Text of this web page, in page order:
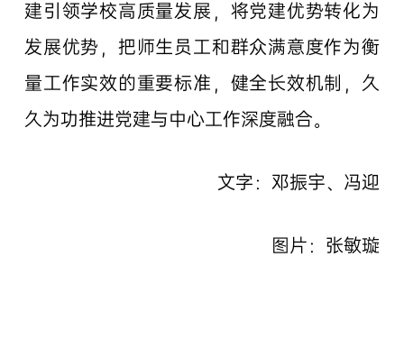
建引领学校高质量发展，将党建优势转化为
发展优势，把师生员工和群众满意度作为衡
量工作实效的重要标准，健全长效机制，久
久为功推进党建与中心工作深度融合。
文字：邓振宇、冯迎
图片：张敏璇